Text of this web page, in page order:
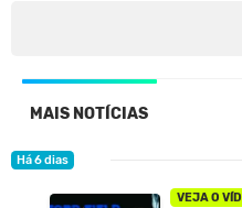
MAIS NOTÍCIAS
Há 6 dias
VEJA O